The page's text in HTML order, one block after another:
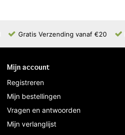
Gratis Verzending vanaf €20
Mijn account
Registreren
Mijn bestellingen
Vragen en antwoorden
Mijn verlanglijst